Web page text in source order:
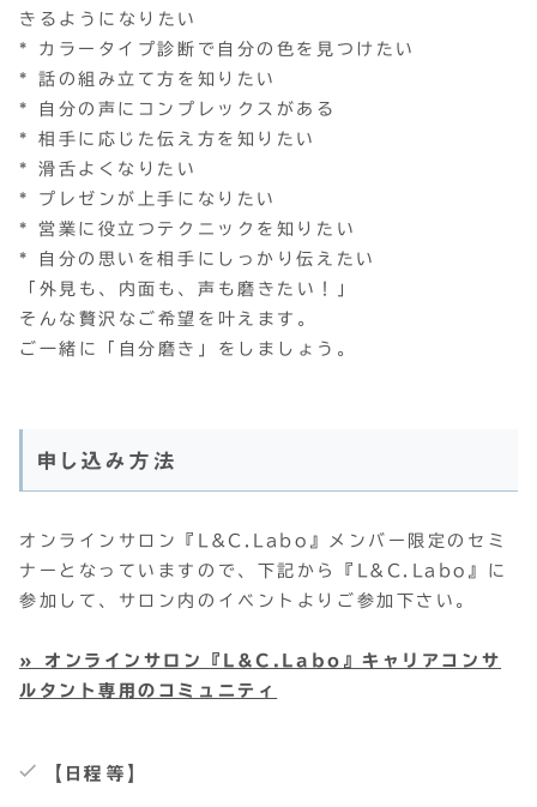
きるようになりたい
* カラータイプ診断で自分の色を見つけたい
* 話の組み立て方を知りたい
* 自分の声にコンプレックスがある
* 相手に応じた伝え方を知りたい
* 滑舌よくなりたい
* プレゼンが上手になりたい
* 営業に役立つテクニックを知りたい
* 自分の思いを相手にしっかり伝えたい
「外見も、内面も、声も磨きたい！」
そんな贅沢なご希望を叶えます。
ご一緒に「自分磨き」をしましょう。
申し込み方法
オンラインサロン『L&C.Labo』メンバー限定のセミ
ナーとなっていますので、下記から『L&C.Labo』に
参加して、サロン内のイベントよりご参加下さい。
» オンラインサロン『L&C.Labo』キャリアコンサ
ルタント専用のコミュニティ
【日程等】